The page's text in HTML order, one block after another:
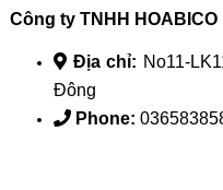
Công ty TNHH HOABICO
Địa chỉ: No11-
Đông
Phone: